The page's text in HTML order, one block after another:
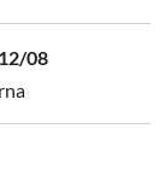
08